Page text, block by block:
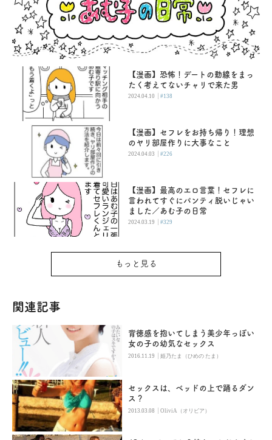
【漫画】恐怖！デートの動線をまっ
たく考えてないチャリで来た男
2024.04.10 |#138
【漫画】セフレをお持ち帰り！理想
のヤリ部屋作りに大事なこと
2024.04.03 |#226
【漫画】最高のエロ言葉！セフレに
言われてすぐにパンティ脱いじゃい
ました／あむ子の日常
2024.03.19 |#329
もっと見る
関連記事
背徳感を抱いてしまう美少年っぽい
女の子の幼気なセックス
2016.11.19 |姫乃たま（ひめの たま）
セックスは、ベッドの上で踊るダン
ス？
2013.03.08 |OliviA（オリビア）